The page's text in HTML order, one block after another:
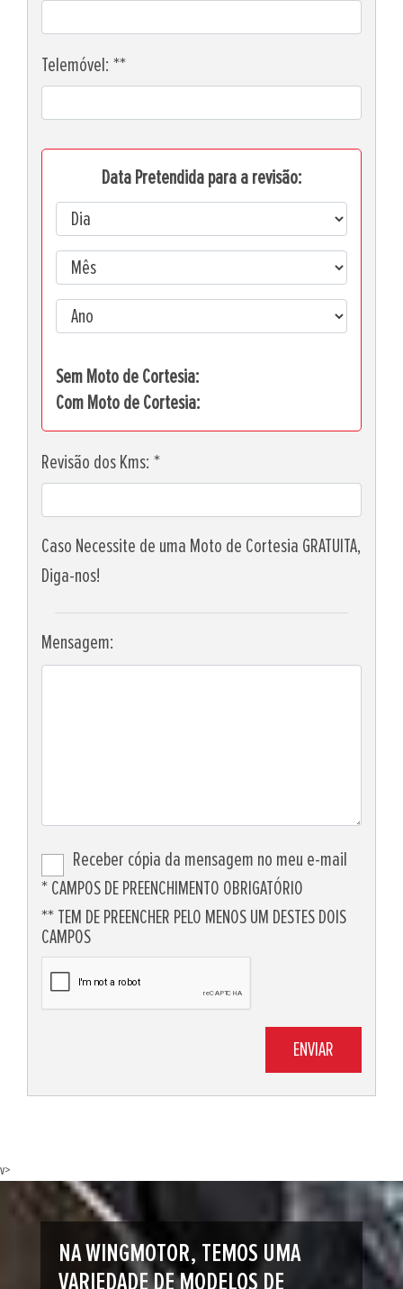
Telemóvel: **
Data Pretendida para a revisão:
Sem Moto de Cortesia:
Com Moto de Cortesia:
Revisão dos Kms: *
Caso Necessite de uma Moto de Cortesia GRATUITA,
Diga-nos!
Mensagem:
Receber cópia da mensagem no meu e-mail
* CAMPOS DE PREENCHIMENTO OBRIGATÓRIO
** TEM DE PREENCHER PELO MENOS UM DESTES DOIS
CAMPOS
v>
NA WINGMOTOR, TEMOS UMA
VARIEDADE DE MODELOS DE